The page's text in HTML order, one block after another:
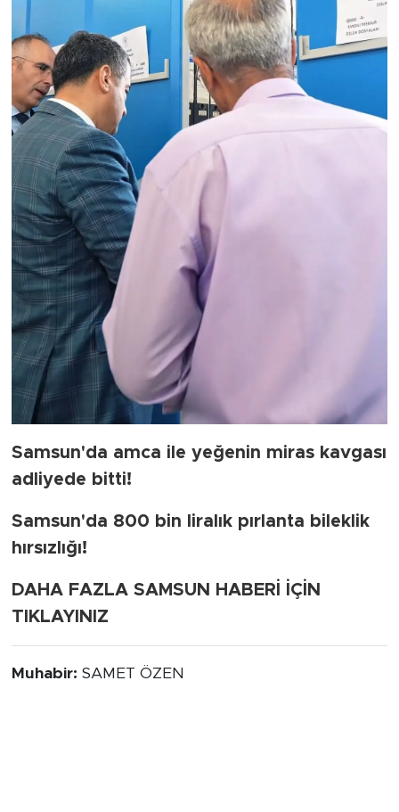
Samsun'da amca ile yeğenin miras kavgası
adliyede bitti!
Samsun'da 800 bin liralık pırlanta bileklik
hırsızlığı!
DAHA FAZLA SAMSUN HABERİ İÇİN
TIKLAYINIZ
Muhabir: SAMET ÖZEN